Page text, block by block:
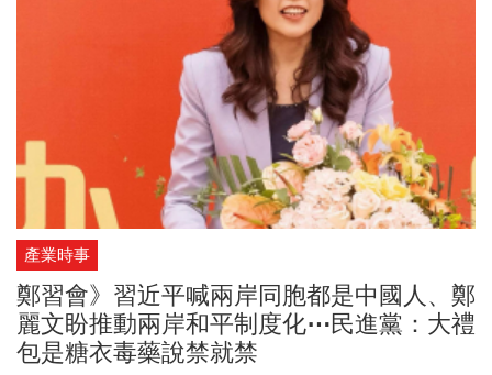
產業時事
鄭習會》習近平喊兩岸同胞都是中國人、鄭
麗文盼推動兩岸和平制度化⋯民進黨：大禮
包是糖衣毒藥說禁就禁